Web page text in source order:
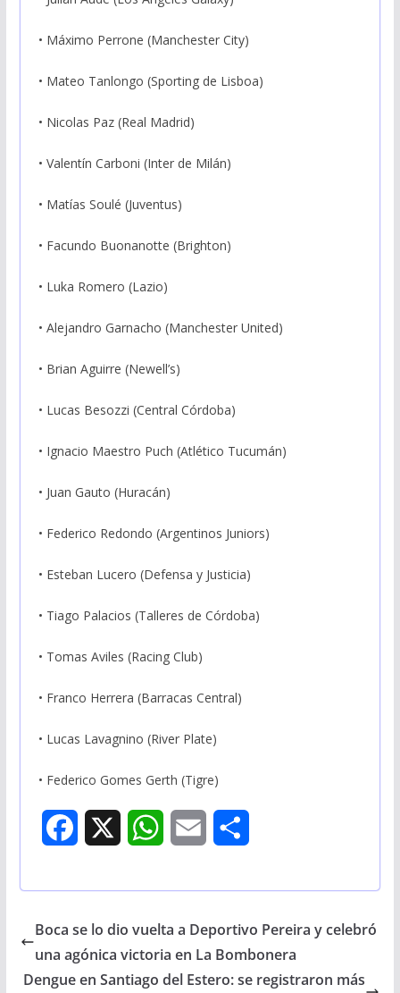
• Máximo Perrone (Manchester City)
• Mateo Tanlongo (Sporting de Lisboa)
• Nicolas Paz (Real Madrid)
• Valentín Carboni (Inter de Milán)
• Matías Soulé (Juventus)
• Facundo Buonanotte (Brighton)
• Luka Romero (Lazio)
• Alejandro Garnacho (Manchester United)
• Brian Aguirre (Newell’s)
• Lucas Besozzi (Central Córdoba)
• Ignacio Maestro Puch (Atlético Tucumán)
• Juan Gauto (Huracán)
• Federico Redondo (Argentinos Juniors)
• Esteban Lucero (Defensa y Justicia)
• Tiago Palacios (Talleres de Córdoba)
• Tomas Aviles (Racing Club)
• Franco Herrera (Barracas Central)
• Lucas Lavagnino (River Plate)
• Federico Gomes Gerth (Tigre)
e
W
t
s
i
r
Boca se lo dio vuelta a Deportivo Pereira y celebró
una agónica victoria en La Bombonera
Dengue en Santiago del Estero: se registraron más